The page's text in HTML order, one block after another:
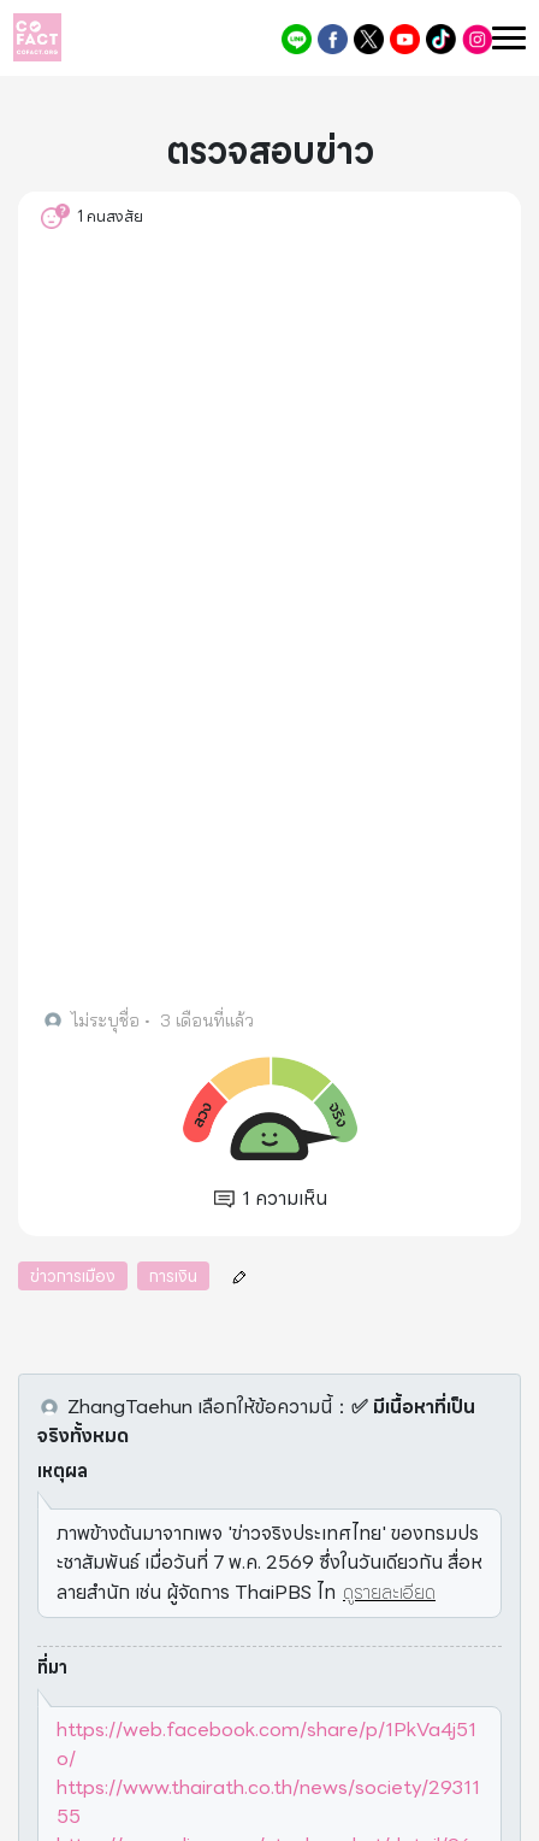
ตรวจสอบข่าว
1คนสงสัย
ไม่ระบุชื่อ • 3 เดือนที่แล้ว
1 ความเห็น
ข่าวการเมือง การเงิน
ZhangTaehun เลือกให้ข้อความนี้： ✅ มีเนื้อหาที่เป็น
จริงทั้งหมด
เหตุผล
ภาพข้างต้นมาจากเพจ 'ข่าวจริงประเทศไทย' ของกรมปร
ะชาสัมพันธ์ เมื่อวันที่ 7 พ.ค. 2569 ซึ่งในวันเดียวกัน สื่อห
ลายสำนัก เช่น ผู้จัดการ ThaiPBS ไท ดูรายละเอียด
ที่มา
https://web.facebook.com/share/p/1PkVa4j51
o/
https://www.thairath.co.th/news/society/29311
55